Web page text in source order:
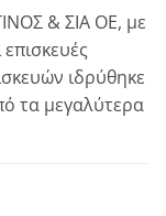
& ΣΙΑ ΟΕ, με
ιδρύθηκε
τα μεγαλύτερα